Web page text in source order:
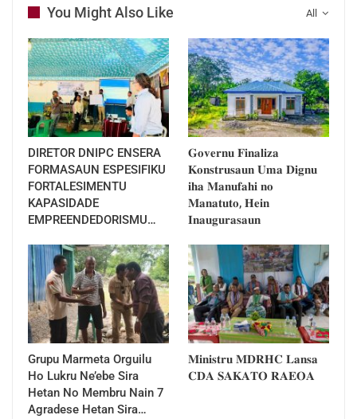
All
You Might Also Like
DIRETOR DNIPC ENSERA
FORMASAUN ESPESIFIKU
FORTALESIMENTU
KAPASIDADE
EMPREENDEDORISMU…
𝐆𝐨𝐯𝐞𝐫𝐧𝐮 𝐅𝐢𝐧𝐚𝐥𝐢𝐳𝐚
𝐊𝐨𝐧𝐬𝐭𝐫𝐮𝐬𝐚𝐮𝐧 𝐔𝐦𝐚 𝐃𝐢𝐠𝐧𝐮
𝐢𝐡𝐚 𝐌𝐚𝐧𝐮𝐟𝐚𝐡𝐢 𝐧𝐨
𝐌𝐚𝐧𝐚𝐭𝐮𝐭𝐨, 𝐇𝐞𝐢𝐧
𝐈𝐧𝐚𝐮𝐠𝐮𝐫𝐚𝐬𝐚𝐮𝐧
Grupu Marmeta Orguilu
Ho Lukru Ne’ebe Sira
Hetan No Membru Nain 7
Agradese Hetan Sira…
𝐌𝐢𝐧𝐢𝐬𝐭𝐫𝐮 𝐌𝐃𝐑𝐇𝐂 𝐋𝐚𝐧𝐬𝐚
𝐂𝐃𝐀 𝐒𝐀𝐊𝐀𝐓𝐎 𝐑𝐀𝐄𝐎𝐀